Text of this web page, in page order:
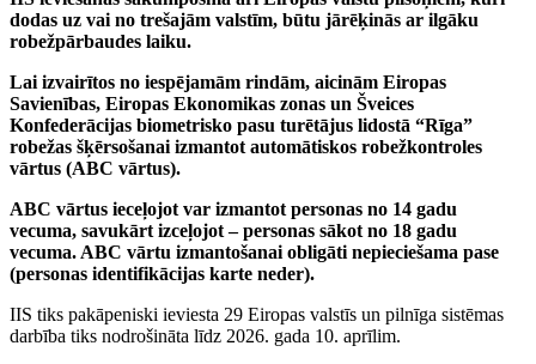
dodas uz vai no trešajām valstīm, būtu jārēķinās ar ilgāku
robežpārbaudes laiku.
Lai izvairītos no iespējamām rindām, aicinām Eiropas
Savienības, Eiropas Ekonomikas zonas un Šveices
Konfederācijas biometrisko pasu turētājus lidostā “Rīga”
robežas šķērsošanai izmantot automātiskos robežkontroles
vārtus (ABC vārtus).
ABC vārtus ieceļojot var izmantot personas no 14 gadu
vecuma, savukārt izceļojot – personas sākot no 18 gadu
vecuma. ABC vārtu izmantošanai obligāti nepieciešama pase
(personas identifikācijas karte neder).
IIS tiks pakāpeniski ieviesta 29 Eiropas valstīs un pilnīga sistēmas
darbība tiks nodrošināta līdz 2026. gada 10. aprīlim.